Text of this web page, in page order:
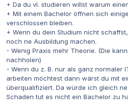
+ Da du vl. studieren willst warum
+ Mit einem Bachelor öffnen sich
verschlossen bleiben.
+ Wenn du dein Studium nicht
noch ne Ausbildung machen.
- Wenig Praxis mehr Theorie. (Die
nachholen)
- Wenn du z. B. nur als ganz normaler
arbeiten möchtest dann wärst du mit
überqualifiziert. Da würde ich gleich
Schaden tut es nicht ein Bachelor zu